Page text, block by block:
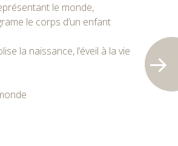
le monde,
le corps d’un enfant
la naissance, l’éveil à la vie